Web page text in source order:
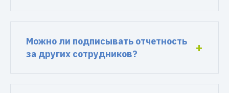
Можно ли подписывать отчетность
за других сотрудников?